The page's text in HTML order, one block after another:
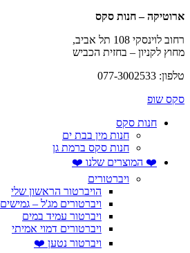
ארוטיקה – חנות סקס
רחוב לוינסקי 108 תל אביב,
מחוץ לקניון – בחזית הכביש
טלפון: 077-3002533
סקס שופ
חנות סקס
חנות מין בבת ים
חנות סקס ברמת גן
❤️ המוצרים שלנו ❤️
ויברטורים
הויברטור הראשון שלי
ויברטורים מג'ל – גמישים
ויברטור עמיד במים
ויברטורים דמוי אמיתי
ויברטור נטען ❤️